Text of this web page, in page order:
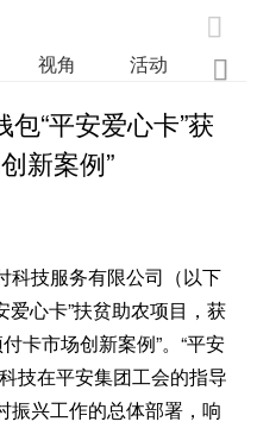

视角 活动 业

“平安爱心卡”获
新案例”
科技服务有限公司（以下
爱心卡”扶贫助农项目，获
卡市场创新案例”。“平安
技在平安集团工会的指导
振兴工作的总体部署，响